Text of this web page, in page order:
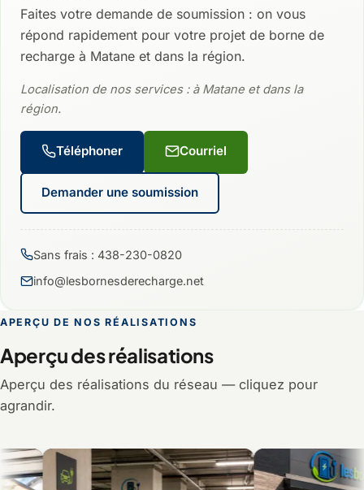
Faites votre demande de soumission : on vous
répond rapidement pour votre projet de borne de
recharge à Matane et dans la région.
Localisation de nos services : à Matane et dans la
région.
Téléphoner Courriel
Demander une soumission
Sans frais : 438-230-0820
info@lesbornesderecharge.net
APERÇU DE NOS RÉALISATIONS
Aperçu des réalisations
Aperçu des réalisations du réseau — cliquez pour
agrandir.